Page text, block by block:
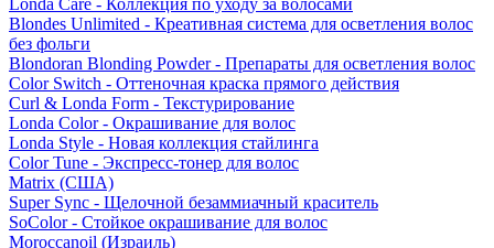
Londa Care - Коллекция по уходу за волосами
Blondes Unlimited - Креативная система для осветления волос
без фольги
Blondoran Blonding Powder - Препараты для осветления волос
Color Switch - Оттеночная краска прямого действия
Curl & Londa Form - Текстурирование
Londa Color - Окрашивание для волос
Londa Style - Новая коллекция стайлинга
Color Tune - Экспресс-тонер для волос
Matrix (США)
Super Sync - Щелочной безаммиачный краситель
SoColor - Стойкое окрашивание для волос
Moroccanoil (Израиль)